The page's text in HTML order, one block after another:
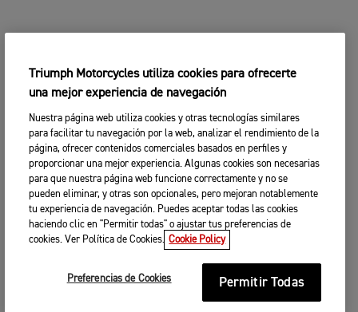
Triumph Motorcycles utiliza cookies para ofrecerte
una mejor experiencia de navegación
Nuestra página web utiliza cookies y otras tecnologías similares
para facilitar tu navegación por la web, analizar el rendimiento de la
página, ofrecer contenidos comerciales basados en perfiles y
proporcionar una mejor experiencia. Algunas cookies son necesarias
para que nuestra página web funcione correctamente y no se
pueden eliminar, y otras son opcionales, pero mejoran notablemente
tu experiencia de navegación. Puedes aceptar todas las cookies
haciendo clic en "Permitir todas" o ajustar tus preferencias de
cookies. Ver Política de Cookies. Cookie Policy
Preferencias de Cookies Permitir Todas